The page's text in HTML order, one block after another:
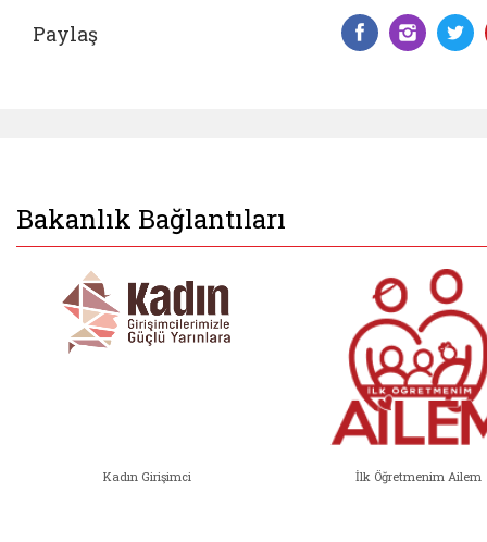
Paylaş
Bakanlık Bağlantıları
Kadın Girişimci İlk Öğretmenim Ailem